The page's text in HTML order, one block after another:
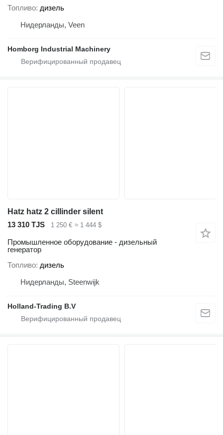
Топливо дизель
Нидерланды, Veen
Homborg Industrial Machinery
Hatz hatz 2 cillinder silent
13 310 TJS
1 250 € ≈ 1 444 $
Промышленное оборудование - дизельный
генератор
Топливо дизель
Нидерланды, Steenwijk
Holland-Trading B.V